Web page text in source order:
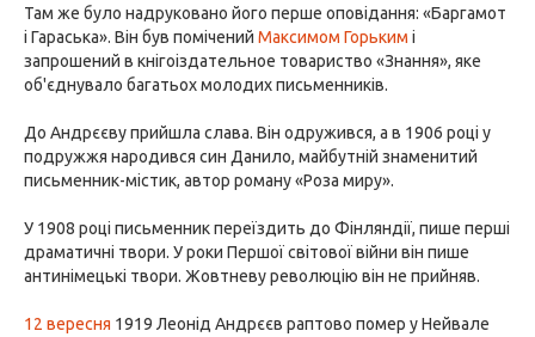
Там же було надруковано його перше оповідання: «Баргамот
і Гараська». Він був помічений Максимом Горьким і
запрошений в кнігоіздательное товариство «Знання», яке
об'єднувало багатьох молодих письменників.
До Андрєєву прийшла слава. Він одружився, а в 1906 році у
подружжя народився син Данило, майбутній знаменитий
письменник-містик, автор роману «Роза миру».
У 1908 році письменник переїздить до Фінляндії, пише перші
драматичні твори. У роки Першої світової війни він пише
антинімецькі твори. Жовтневу революцію він не прийняв.
12 вересня 1919 Леонід Андрєєв раптово помер у Нейвале